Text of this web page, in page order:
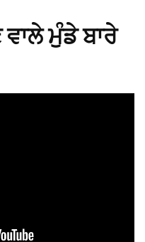
ਮੁੰਡੇ ਬਾਰੇ